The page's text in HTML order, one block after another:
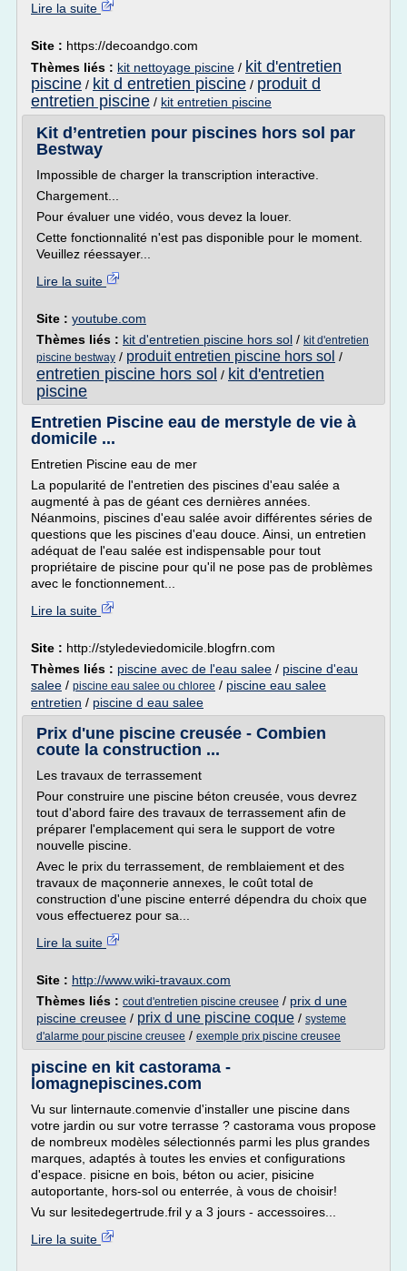
Lire la suite
Site : https://decoandgo.com
Thèmes liés : kit nettoyage piscine / kit d'entretien
piscine / kit d entretien piscine / produit d
entretien piscine / kit entretien piscine
Kit d’entretien pour piscines hors sol par
Bestway
Impossible de charger la transcription interactive.
Chargement...
Pour évaluer une vidéo, vous devez la louer.
Cette fonctionnalité n'est pas disponible pour le moment.
Veuillez réessayer...
Lire la suite
Site : youtube.com
Thèmes liés : kit d'entretien piscine hors sol / kit d'entretien
piscine bestway / produit entretien piscine hors sol /
entretien piscine hors sol / kit d'entretien
piscine
Entretien Piscine eau de merstyle de vie à
domicile ...
Entretien Piscine eau de mer
La popularité de l'entretien des piscines d'eau salée a
augmenté à pas de géant ces dernières années.
Néanmoins, piscines d'eau salée avoir différentes séries de
questions que les piscines d'eau douce. Ainsi, un entretien
adéquat de l'eau salée est indispensable pour tout
propriétaire de piscine pour qu'il ne pose pas de problèmes
avec le fonctionnement...
Lire la suite
Site : http://styledeviedomicile.blogfrn.com
Thèmes liés : piscine avec de l'eau salee / piscine d'eau
salee / piscine eau salee ou chloree / piscine eau salee
entretien / piscine d eau salee
Prix d'une piscine creusée - Combien
coute la construction ...
Les travaux de terrassement
Pour construire une piscine béton creusée, vous devrez
tout d'abord faire des travaux de terrassement afin de
préparer l'emplacement qui sera le support de votre
nouvelle piscine.
Avec le prix du terrassement, de remblaiement et des
travaux de maçonnerie annexes, le coût total de
construction d'une piscine enterré dépendra du choix que
vous effectuerez pour sa...
Lire la suite
Site : http://www.wiki-travaux.com
Thèmes liés : cout d'entretien piscine creusee / prix d une
piscine creusee / prix d une piscine coque / systeme
d'alarme pour piscine creusee / exemple prix piscine creusee
piscine en kit castorama -
lomagnepiscines.com
Vu sur linternaute.comenvie d'installer une piscine dans
votre jardin ou sur votre terrasse ? castorama vous propose
de nombreux modèles sélectionnés parmi les plus grandes
marques, adaptés à toutes les envies et configurations
d'espace. pisicne en bois, béton ou acier, pisicine
autoportante, hors-sol ou enterrée, à vous de choisir!
Vu sur lesitedegertrude.fril y a 3 jours - accessoires...
Lire la suite